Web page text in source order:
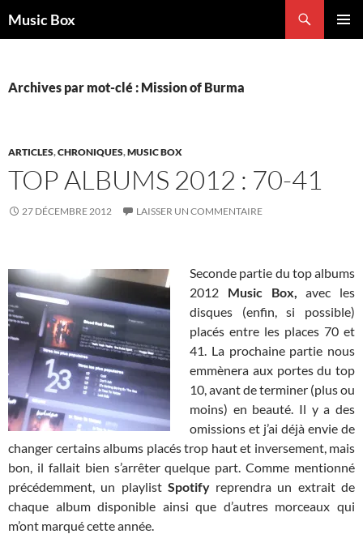
auMusic Box
Archives par mot-clé : Mission of Burma
ARTICLES,CHRONIQUES,MUSIC BOX
TOP ALBUMS 2012 : 70-41
27 DÉCEMBRE 2012 LAISSER UN COMMENTAIRE
Seconde partie du top albums
2012 Music Box, avec les
disques (enfin, si possible)
placés entre les places 70 et
41. La prochaine partie nous
emmènera aux portes du top
10, avant de terminer (plus ou
moins) en beauté. Il y a des
omissions et j’ai déjà envie de
changer certains albums placés trop haut et inversement, mais
bon, il fallait bien s’arrêter quelque part. Comme mentionné
précédemment, un playlist Spotifyreprendra un extrait de
chaque album disponible ainsi que d’autres morceaux qui
m’ont marqué cette année.